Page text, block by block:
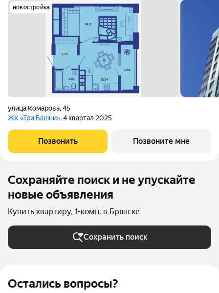
Остались вопросы?
новостройка
улица Комарова,45
ЖК «Три Башни», 4 квартал 2025
Позвонить Позвоните мне
Сохраняйте поиск и не упускайте
новые объявления
Купить квартиру, 1-комн. в Брянске
Сохранить поиск